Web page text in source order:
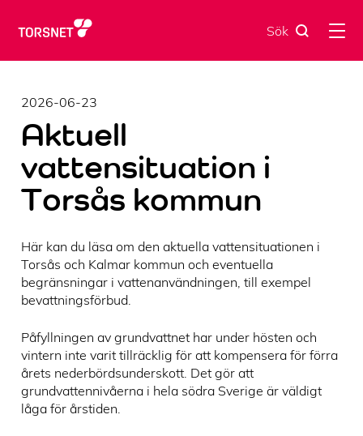
Sök
2026-06-23
Aktuell
vattensituation i
Torsås kommun
Här kan du läsa om den aktuella vattensituationen i
Torsås och Kalmar kommun och eventuella
begränsningar i vattenanvändningen, till exempel
bevattningsförbud.
Påfyllningen av grundvattnet har under hösten och
vintern inte varit tillräcklig för att kompensera för förra
årets nederbördsunderskott. Det gör att
grundvattennivåerna i hela södra Sverige är väldigt
låga för årstiden.